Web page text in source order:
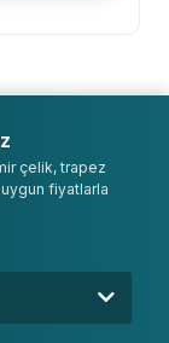
çelik, trapez
fiyatlarla